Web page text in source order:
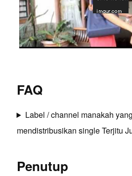
FAQ
Label / channel manakah
mendistribusikan single Terjitu
Penutup